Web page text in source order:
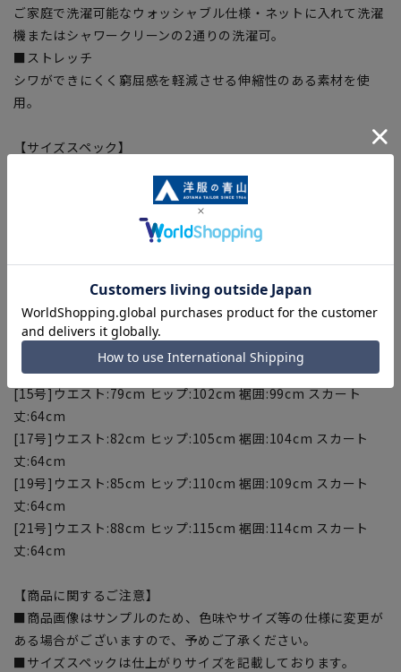
ご家庭で洗濯可能なウォッシャブル仕様・ネットに入れて洗濯
機またはシャワークリーンの2通りの洗濯可。
■ストレッチ
シワができにくく窮屈感を軽減させる伸縮性のある素材を使
用。
【サイズスペック】
[7号]ウエスト:67cm ヒップ:90cm 裾囲:87cm スカート
[11号]ウエスト:73cm ヒップ:96cm 裾囲:93cm スカート
丈:63cm
[13号]ウエスト:76cm ヒップ:99cm 裾囲:96cm スカート
丈:64cm
[15号]ウエスト:79cm ヒップ:102cm 裾囲:99cm スカート
丈:64cm
[17号]ウエスト:82cm ヒップ:105cm 裾囲:104cm スカート
丈:64cm
[19号]ウエスト:85cm ヒップ:110cm 裾囲:109cm スカート
丈:64cm
[21号]ウエスト:88cm ヒップ:115cm 裾囲:114cm スカート
丈:64cm
【商品に関するご注意】
■商品画像はサンプルのため、色味やサイズ等の仕様に変更が
ある場合がございますので、予めご了承ください。
■サイズスペックは仕上がりサイズを記載しております。